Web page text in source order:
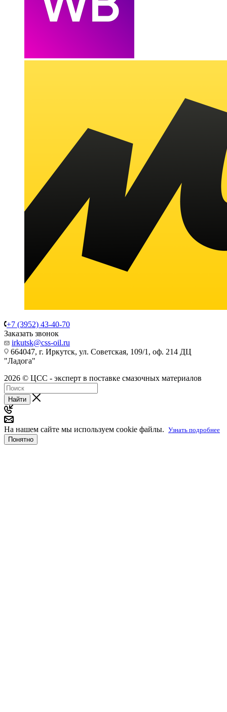
+7 (3952) 43-40-70
Заказать звонок
irkutsk@css-oil.ru
664047, г. Иркутск, ул. Советская, 109/1, оф. 214 ДЦ
"Ладога"
2026 © ЦСС - эксперт в поставке смазочных материалов
Найти
На нашем сайте мы используем cookie файлы. Узнать подробнее
Понятно